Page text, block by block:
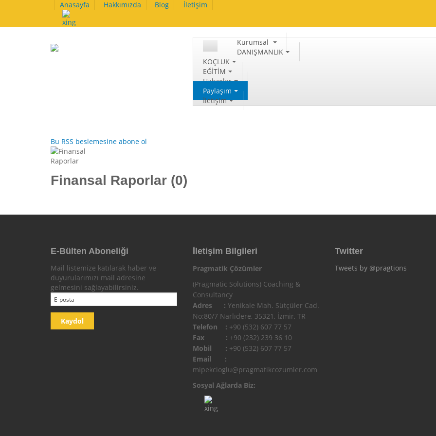
Anasayfa Hakkımızda Blog İletişim
Kurumsal
DANIŞMANLIK
KOÇLUK
EĞİTİM
Haberler
Paylaşım
İletişim
Bu RSS beslemesine abone ol
Finansal Raporlar (0)
E-Bülten Aboneliği
Mail listemize katılarak haber ve
duyurularımızı mail adresine
gelmesini sağlayabilirsiniz.
İletişim Bilgileri
Pragmatik Çözümler
(Pragmatic Solutions) Coaching &
Consultancy
Adres : Yenikale Mah. Sütçüler Cad.
No:80/7 Narlıdere, 35321, İzmir, TR
Telefon : +90 (532) 607 77 57
Fax : +90 (232) 239 36 10
Mobil : +90 (532) 607 77 57
Email :
mipekcioglu@pragmatikcozumler.com
Sosyal Ağlarda Biz:
Twitter
Tweets by @pragtions